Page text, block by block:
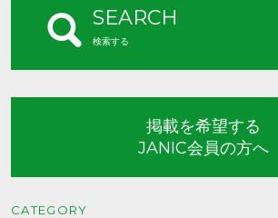
SEARCH
検索する
掲載を希望する
JANIC会員の方へ
CATEGORY